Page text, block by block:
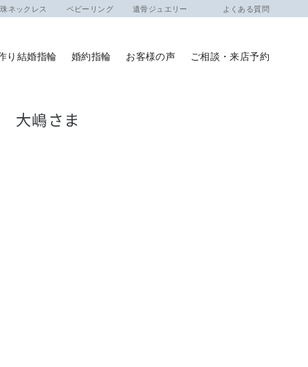
ックレス ベビーリング 遺骨ジュエリー よくある質問
り結婚指輪 婚約指輪 お客様の声 ご相談・来店予約
大嶋さま